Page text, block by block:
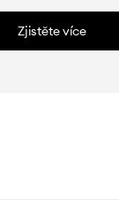
Zjistěte více